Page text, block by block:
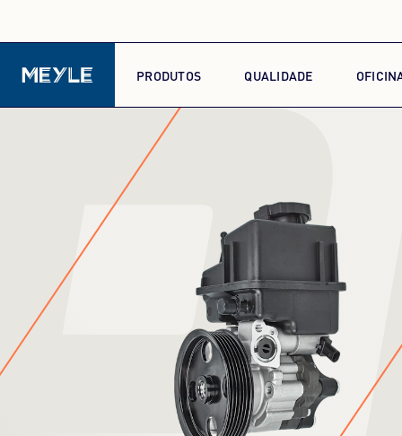
PRODUTOS QUALIDADE